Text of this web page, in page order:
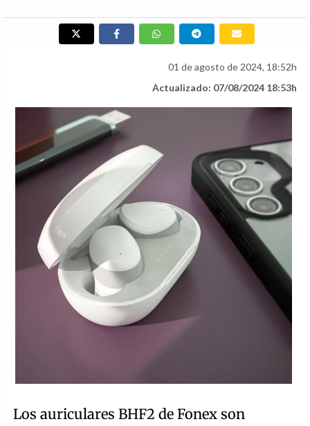
01 de agosto de 2024, 18:52h
Actualizado: 07/08/2024 18:53h
Los auriculares BHF2 de Fonex son